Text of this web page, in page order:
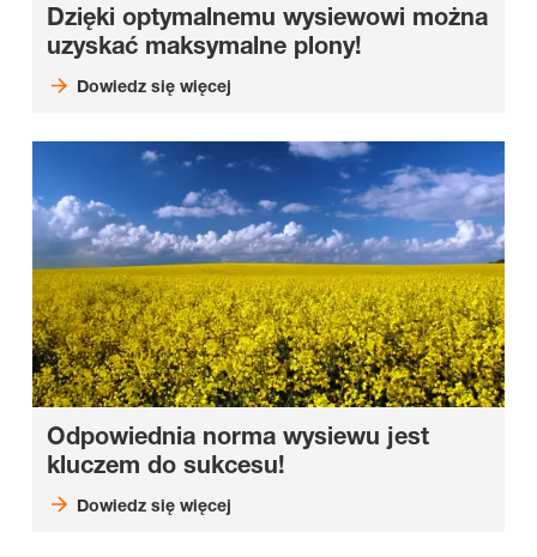
Dzięki optymalnemu wysiewowi można
uzyskać maksymalne plony!
Dowiedz się więcej
Odpowiednia norma wysiewu jest
kluczem do sukcesu!
Dowiedz się więcej